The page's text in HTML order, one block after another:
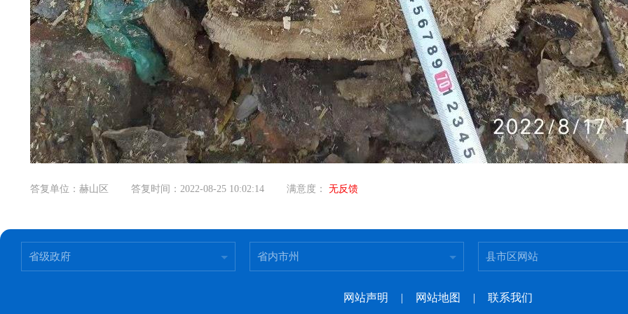
答复单位：赫山区 答复时间：2022-08-25 10:02:14 满意度： 无反馈
省级政府 省内市州 县市区网站
网站声明 | 网站地图 | 联系我们